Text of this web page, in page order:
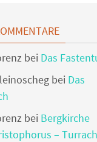
bei Das
bei Das
bei Bergkirche
–